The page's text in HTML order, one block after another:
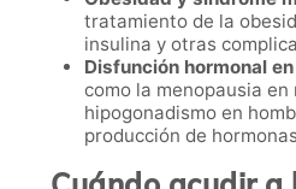
tratamiento de la
insulina y otras
Disfunción hormonal
como la menopausia en
hipogonadismo en
producción de